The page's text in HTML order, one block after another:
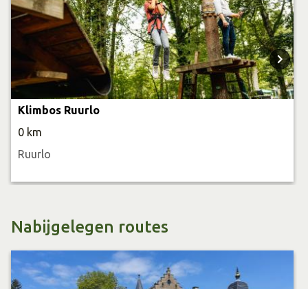
De keuken is geopend van 12:00 tot 19:30 uur
Klimbos Ruurlo
0 km
Ruurlo
Nabijgelegen routes